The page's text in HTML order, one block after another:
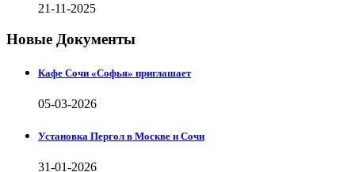
21-11-2025
Новые Документы
Кафе Сочи «Софья» приглашает
05-03-2026
Установка Пергол в Москве и Сочи
31-01-2026